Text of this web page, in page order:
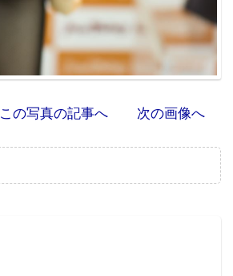
この写真の記事へ 次の画像へ